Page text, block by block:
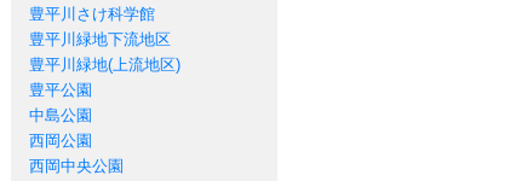
豊平川さけ科学館
豊平川緑地下流地区
豊平川緑地(上流地区)
豊平公園
中島公園
西岡公園
西岡中央公園